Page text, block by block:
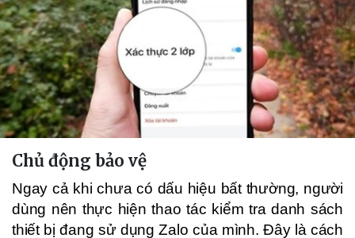
Chủ động bảo vệ
Ngay cả khi chưa có dấu hiệu bất thường, người
dùng nên thực hiện thao tác kiểm tra danh sách
thiết bị đang sử dụng Zalo của mình. Đây là cách